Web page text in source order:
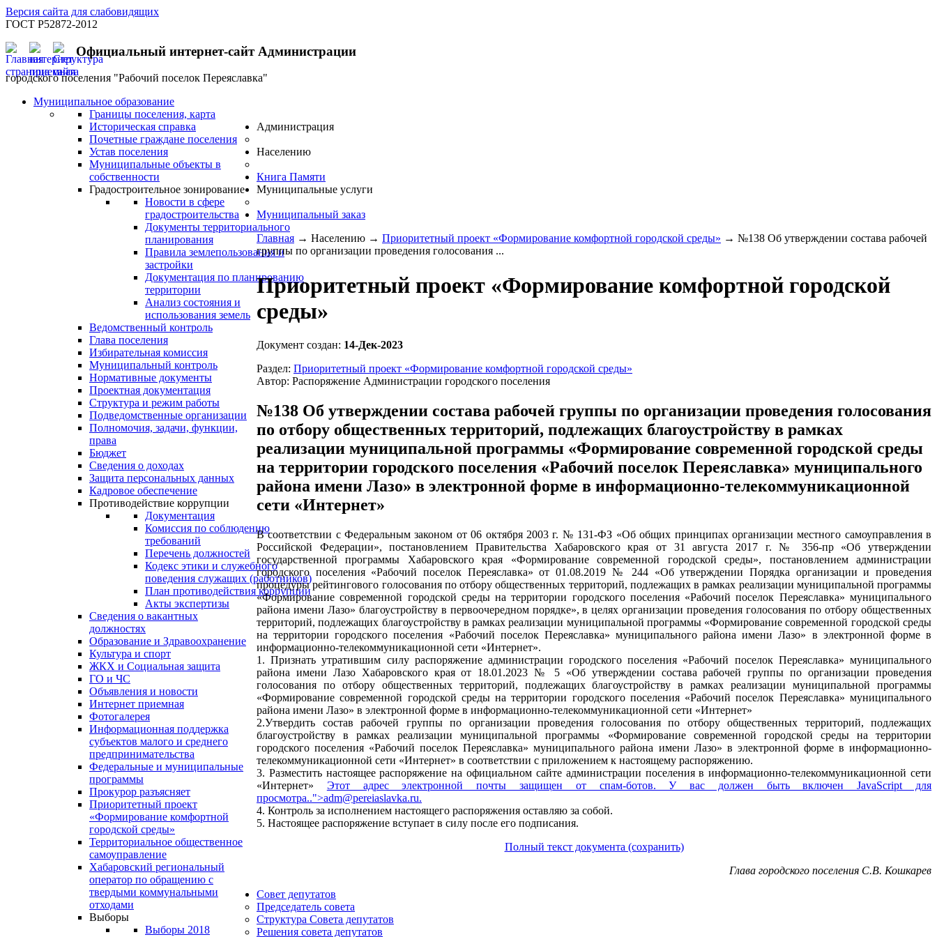
Версия сайта для слабовидящих
ГОСТ Р52872-2012
Официальный интернет-сайт Администрации
городского поселения "Рабочий поселок Переяславка"
Муниципальное образование
Границы поселения, карта
Историческая справка
Почетные граждане поселения
Устав поселения
Муниципальные объекты в
собственности
Градостроительное зонирование
Новости в сфере
градостроительства
Документы территориального
планирования
Правила землепользования и
застройки
Документация по планированию
территории
Анализ состояния и
использования земель
Ведомственный контроль
Глава поселения
Избирательная комиссия
Муниципальный контроль
Администрация
Нормативные документы
Проектная документация
Структура и режим работы
Подведомственные организации
Полномочия, задачи, функции,
права
Бюджет
Сведения о доходах
Защита персональных данных
Кадровое обеспечение
Противодействие коррупции
Документация
Комиссия по соблюдению
требований
Перечень должностей
Кодекс этики и служебного
поведения служащих (работников)
План противодействия коррупции
Акты экспертизы
Сведения о вакантных
должностях
Населению
Образование и Здравоохранение
Культура и спорт
ЖКХ и Социальная защита
ГО и ЧС
Объявления и новости
Интернет приемная
Фотогалерея
Информационная поддержка
субъектов малого и среднего
предпринимательства
Федеральные и муниципальные
программы
Прокурор разъясняет
Приоритетный проект
«Формирование комфортной
городской среды»
Территориальное общественное
самоуправление
Хабаровский региональный
оператор по обращению с
твердыми коммунальными
отходами
Выборы
Выборы 2018
Книга Памяти
Муниципальные услуги
Муниципальный заказ
Главная → Населению → Приоритетный проект «Формирование комфортной городской среды» → №138 Об утверждении состава рабочей
группы по организации проведения голосования ...
Приоритетный проект «Формирование комфортной городской
среды»
Документ создан: 14-Дек-2023
Раздел: Приоритетный проект «Формирование комфортной городской среды»
Автор: Распоряжение Администрации городского поселения
№138 Об утверждении состава рабочей группы по организации проведения голосования
по отбору общественных территорий, подлежащих благоустройству в рамках
реализации муниципальной программы «Формирование современной городской среды
на территории городского поселения «Рабочий поселок Переяславка» муниципального
района имени Лазо» в электронной форме в информационно-телекоммуникационной
сети «Интернет»
В соответствии с Федеральным законом от 06 октября 2003 г. № 131-ФЗ «Об общих принципах организации местного самоуправления в
Российской Федерации», постановлением Правительства Хабаровского края от 31 августа 2017 г. № 356-пр «Об утверждении
государственной программы Хабаровского края «Формирование современной городской среды», постановлением администрации
городского поселения «Рабочий поселок Переяславка» от 01.08.2019 № 244 «Об утверждении Порядка организации и проведения
процедуры рейтингового голосования по отбору общественных территорий, подлежащих в рамках реализации муниципальной программы
«Формирование современной городской среды на территории городского поселения «Рабочий поселок Переяславка» муниципального
района имени Лазо» благоустройству в первоочередном порядке», в целях организации проведения голосования по отбору общественных
территорий, подлежащих благоустройству в рамках реализации муниципальной программы «Формирование современной городской среды
на территории городского поселения «Рабочий поселок Переяславка» муниципального района имени Лазо» в электронной форме в
информационно-телекоммуникационной сети «Интернет».
1. Признать утратившим силу распоряжение администрации городского поселения «Рабочий поселок Переяславка» муниципального
района имени Лазо Хабаровского края от 18.01.2023 № 5 «Об утверждении состава рабочей группы по организации проведения
голосования по отбору общественных территорий, подлежащих благоустройству в рамках реализации муниципальной программы
«Формирование современной городской среды на территории городского поселения «Рабочий поселок Переяславка» муниципального
района имени Лазо» в электронной форме в информационно-телекоммуникационной сети «Интернет»
2.Утвердить состав рабочей группы по организации проведения голосования по отбору общественных территорий, подлежащих
благоустройству в рамках реализации муниципальной программы «Формирование современной городской среды на территории
городского поселения «Рабочий поселок Переяславка» муниципального района имени Лазо» в электронной форме в информационно-
телекоммуникационной сети «Интернет» в соответствии с приложением к настоящему распоряжению.
3. Разместить настоящее распоряжение на официальном сайте администрации поселения в информационно-телекоммуникационной сети
«Интернет» Этот адрес электронной почты защищен от спам-ботов. У вас должен быть включен JavaScript для
просмотра..">adm@pereiaslavka.ru.
4. Контроль за исполнением настоящего распоряжения оставляю за собой.
5. Настоящее распоряжение вступает в силу после его подписания.
Полный текст документа (сохранить)
Глава городского поселения С.В. Кошкарев
Совет депутатов
Председатель совета
Структура Совета депутатов
Решения совета депутатов